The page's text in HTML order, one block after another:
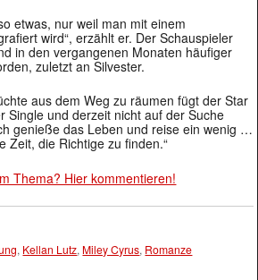
etwas, nur weil man mit einem
wird“, erzählt er. Der Schauspieler
in den vergangenen Monaten häufiger
zuletzt an Silvester.
aus dem Weg zu räumen fügt der Star
Single und derzeit nicht auf der Suche
genieße das Leben und reise ein wenig …
Zeit, die Richtige zu finden.“
Thema? Hier kommentieren!
, Kellan Lutz, Miley Cyrus, Romanze